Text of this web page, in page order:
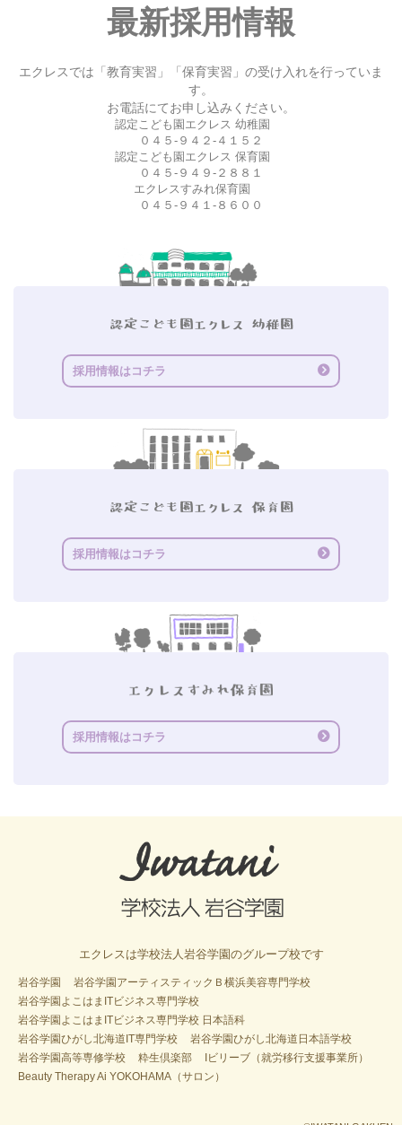
最新採用情報
エクレスでは「教育実習」「保育実習」の受け入れを行っていま
す。
お電話にてお申し込みください。
認定こども園エクレス 幼稚園
０４５-９４２-４１５２
認定こども園エクレス 保育園
０４５-９４９-２８８１
エクレスすみれ保育園
０４５-９４１-８６００
採用情報はコチラ
採用情報はコチラ
採用情報はコチラ
エクレスは学校法人岩谷学園のグループ校です
岩谷学園
岩谷学園アーティスティックＢ横浜美容専門学校
岩谷学園よこはまITビジネス専門学校
岩谷学園よこはまITビジネス専門学校 日本語科
岩谷学園ひがし北海道IT専門学校
岩谷学園ひがし北海道日本語学校
岩谷学園高等専修学校
粋生倶楽部
Iビリーブ（就労移行支援事業所）
Beauty Therapy Ai YOKOHAMA（サロン）